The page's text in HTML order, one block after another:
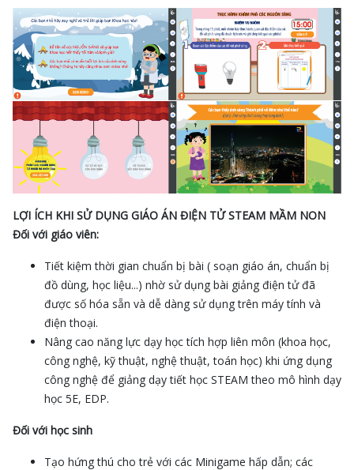
LỢI ÍCH KHI SỬ DỤNG GIÁO ÁN ĐIỆN TỬ STEAM MẦM NON
Đối với giáo viên:
Tiết kiệm thời gian chuẩn bị bài ( soạn giáo án, chuẩn bị
đồ dùng, học liệu...) nhờ sử dụng bài giảng điện tử đã
được số hóa sẵn và dễ dàng sử dụng trên máy tính và
điện thoại.
Nâng cao năng lực dạy học tích hợp liên môn (khoa học,
công nghệ, kỹ thuật, nghệ thuật, toán học) khi ứng dụng
công nghệ để giảng dạy tiết học STEAM theo mô hình dạy
học 5E, EDP.
Đối với học sinh
Tạo hứng thú cho trẻ với các Minigame hấp dẫn; các